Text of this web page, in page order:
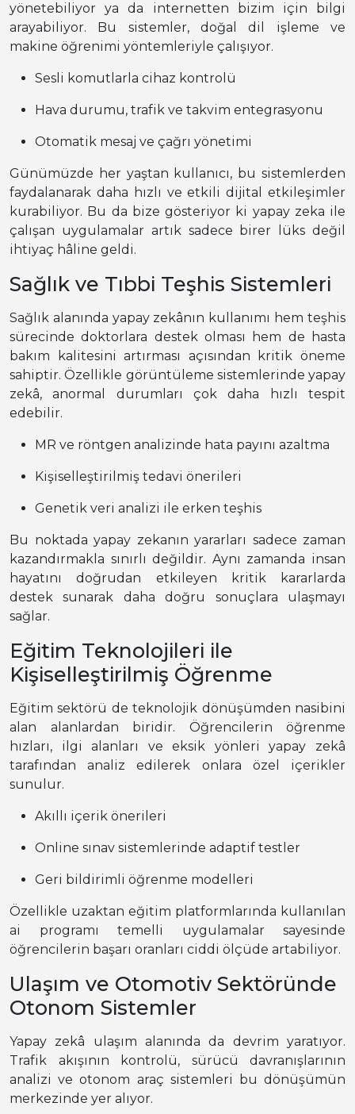
yönetebiliyor ya da internetten bizim için bilgi
arayabiliyor. Bu sistemler, doğal dil işleme ve
makine öğrenimi yöntemleriyle çalışıyor.
Sesli komutlarla cihaz kontrolü
Hava durumu, trafik ve takvim entegrasyonu
Otomatik mesaj ve çağrı yönetimi
Günümüzde her yaştan kullanıcı, bu sistemlerden
faydalanarak daha hızlı ve etkili dijital etkileşimler
kurabiliyor. Bu da bize gösteriyor ki yapay zeka ile
çalışan uygulamalar artık sadece birer lüks değil
ihtiyaç hâline geldi.
Sağlık ve Tıbbi Teşhis Sistemleri
Sağlık alanında yapay zekânın kullanımı hem teşhis
sürecinde doktorlara destek olması hem de hasta
bakım kalitesini artırması açısından kritik öneme
sahiptir. Özellikle görüntüleme sistemlerinde yapay
zekâ, anormal durumları çok daha hızlı tespit
edebilir.
MR ve röntgen analizinde hata payını azaltma
Kişiselleştirilmiş tedavi önerileri
Genetik veri analizi ile erken teşhis
Bu noktada yapay zekanın yararları sadece zaman
kazandırmakla sınırlı değildir. Aynı zamanda insan
hayatını doğrudan etkileyen kritik kararlarda
destek sunarak daha doğru sonuçlara ulaşmayı
sağlar.
Eğitim Teknolojileri ile
Kişiselleştirilmiş Öğrenme
Eğitim sektörü de teknolojik dönüşümden nasibini
alan alanlardan biridir. Öğrencilerin öğrenme
hızları, ilgi alanları ve eksik yönleri yapay zekâ
tarafından analiz edilerek onlara özel içerikler
sunulur.
Akıllı içerik önerileri
Online sınav sistemlerinde adaptif testler
Geri bildirimli öğrenme modelleri
Özellikle uzaktan eğitim platformlarında kullanılan
ai programı temelli uygulamalar sayesinde
öğrencilerin başarı oranları ciddi ölçüde artabiliyor.
Ulaşım ve Otomotiv Sektöründe
Otonom Sistemler
Yapay zekâ ulaşım alanında da devrim yaratıyor.
Trafik akışının kontrolü, sürücü davranışlarının
analizi ve otonom araç sistemleri bu dönüşümün
merkezinde yer alıyor.